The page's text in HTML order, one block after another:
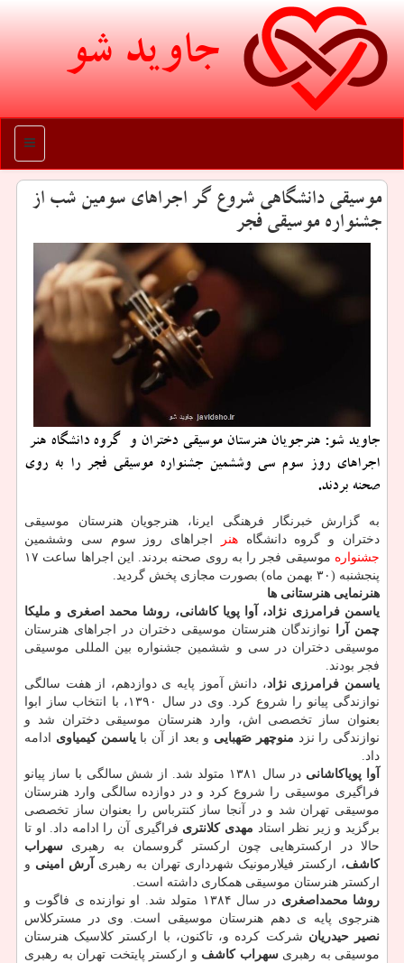
جاوید شو
منو
موسیقی دانشگاهی شروع گر اجراهای سومین شب از
جشنواره موسیقی فجر
جاوید شو: هنرجویان هنرستان موسیقی دختران و گروه دانشگاه هنر
اجراهای روز سوم سی وششمین جشنواره موسیقی فجر را به روی
صحنه بردند.
به گزارش خبرنگار فرهنگی ایرنا، هنرجویان هنرستان موسیقی
دختران و گروه دانشگاههنر
اجراهای روز سوم سی وششمین
جشنواره
موسیقی فجر را به روی صحنه بردند. این اجراها ساعت ۱۷
پنجشنبه (۳۰ بهمن ماه) بصورت مجازی پخش گردید.
هنرنمایی هنرستانی ها
یاسمن فرامرزی نژاد، آوا پویا کاشانی، روشا محمد اصغری و ملیکا
چمن آرا
نوازندگان هنرستان موسیقی دختران در اجراهای هنرستان
موسیقی دختران در سی و ششمین جشنواره بین المللی موسیقی
فجر بودند.
یاسمن فرامرزی نژاد، دانش آموز پایه ی دوازدهم، از هفت سالگی
نوازندگی پیانو را شروع کرد. وی در سال ۱۳۹۰، با انتخاب ساز ابوا
بعنوان ساز تخصصی اش، وارد هنرستان موسیقی دختران شد و
نوازندگی را نزد منوچهر صَهبایی و بعد از آن با یاسمن کیمیاوی ادامه
داد.
آوا پویاکاشانی
در سال ۱۳۸۱ متولد شد. از شش سالگی با ساز پیانو
فراگیری موسیقی را شروع کرد و در دوازده سالگی وارد هنرستان
موسیقی تهران شد و در آنجا ساز کنترباس را بعنوان ساز تخصصی
برگزید و زیر نظر استاد مهدی کلانتری فراگیری آن را ادامه داد. او تا
حالا در ارکسترهایی چون ارکستر گروسمان به رهبری سهراب
کاشف، ارکستر فیلارمونیک شهرداری تهران به رهبری آرش امینی و
ارکستر هنرستان موسیقی همکاری داشته است.
روشا محمداصغری
در سال ۱۳۸۴ متولد شد. او نوازنده ی فاگوت و
هنرجوی پایه ی دهم هنرستان موسیقی است. وی در مسترکلاس
نصیر حیدریان شرکت کرده و، تاکنون، با ارکستر کلاسیک هنرستان
موسیقی به رهبریسهراب کاشف و ارکستر پایتخت تهران به رهبری